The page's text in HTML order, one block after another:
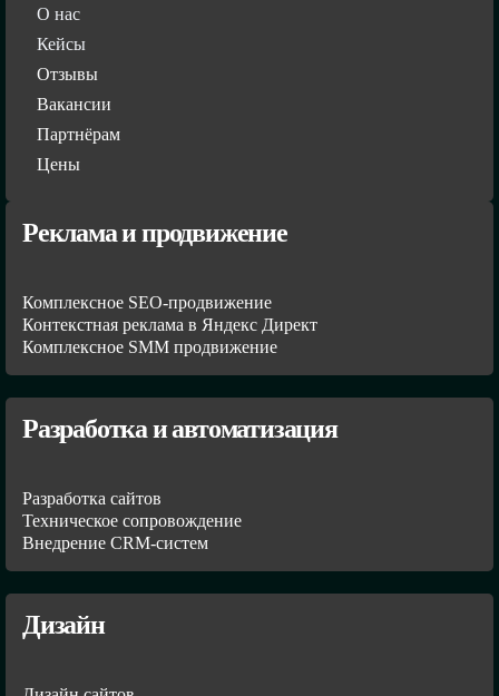
О нас
Кейсы
Отзывы
Вакансии
Партнёрам
Цены
Реклама и продвижение
Комплексное SEO-продвижение
Контекстная реклама в Яндекс Директ
Комплексное SMM продвижение
Разработка и автоматизация
Разработка сайтов
Техническое сопровождение
Внедрение CRM-систем
Дизайн